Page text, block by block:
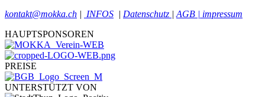
kontakt@mokka.ch | INFOS | Datenschutz | AGB | impressum
HAUPTSPONSOREN
PREISE
UNTERSTÜTZT VON